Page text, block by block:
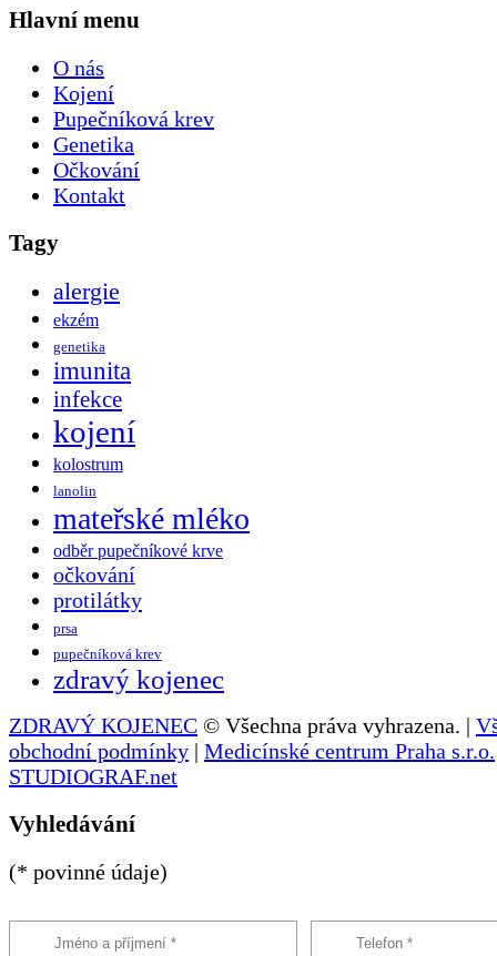
Hlavní menu
O nás
Kojení
Pupečníková krev
Genetika
Očkování
Kontakt
Tagy
alergie
ekzém
genetika
imunita
infekce
kojení
kolostrum
lanolin
mateřské mléko
odběr pupečníkové krve
očkování
protilátky
prsa
pupečníková krev
zdravý kojenec
ZDRAVÝ KOJENEC © Všechna práva vyhrazena. |
obchodní podmínky | Medicínské centrum Praha s.r.o.
STUDIOGRAF.net
Vyhledávání
(* povinné údaje)